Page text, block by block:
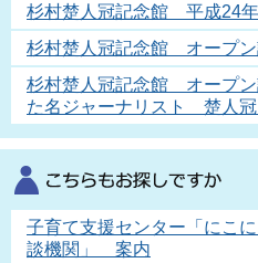
杉村楚人冠記念館 平成24
杉村楚人冠記念館 オープン
杉村楚人冠記念館 オープン
た名ジャーナリスト 楚人冠
子育て支援センター「にこ
談機関」 案内